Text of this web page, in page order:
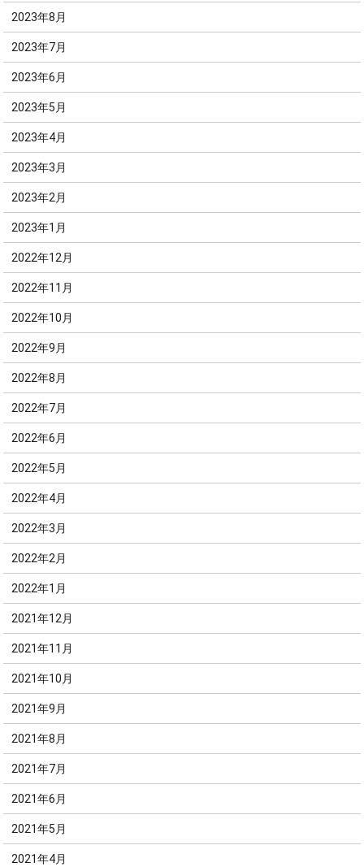
2023年8月
2023年7月
2023年6月
2023年5月
2023年4月
2023年3月
2023年2月
2023年1月
2022年12月
2022年11月
2022年10月
2022年9月
2022年8月
2022年7月
2022年6月
2022年5月
2022年4月
2022年3月
2022年2月
2022年1月
2021年12月
2021年11月
2021年10月
2021年9月
2021年8月
2021年7月
2021年6月
2021年5月
2021年4月